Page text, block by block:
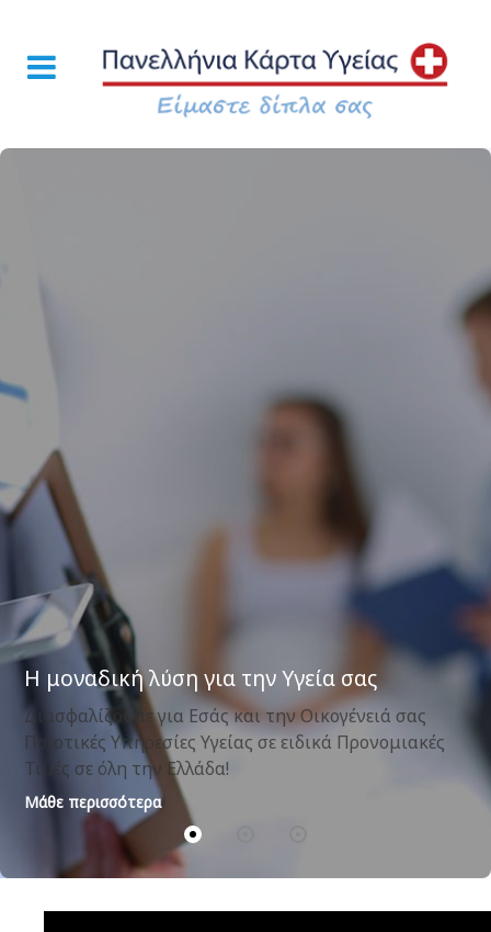
Μάθε περισσότερα
Οδοντιατρικές Καλύψεις
+Δωρεάν Ετήσια Check-up
+Ορθοδοντικός έλεγχος για παιδιά
+50-70% Έκπτωση σε εργασίες
+Δωρεάν καθαρισμός
Μάθε περισσότερα